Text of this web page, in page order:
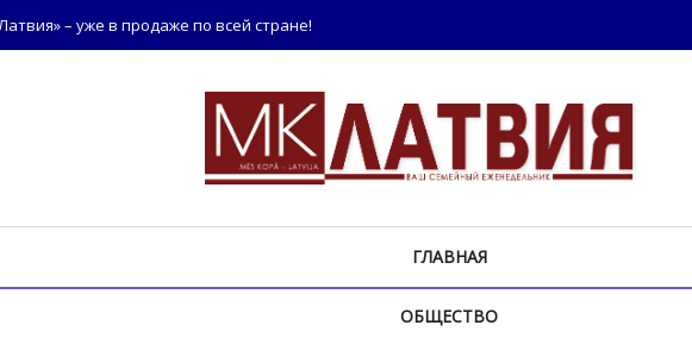
– уже в продаже по всей стране!
ГЛАВНАЯ
ОБЩЕСТВО